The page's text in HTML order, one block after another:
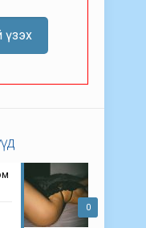
үзэх
0